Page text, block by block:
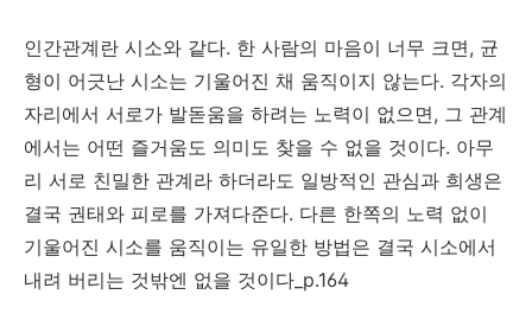
인간관계란 시소와 같다. 한 사람의 마음이 너무 크면, 균
형이 어긋난 시소는 기울어진 채 움직이지 않는다. 각자의
자리에서 서로가 발돋움을 하려는 노력이 없으면, 그 관계
에서는 어떤 즐거움도 의미도 찾을 수 없을 것이다. 아무
리 서로 친밀한 관계라 하더라도 일방적인 관심과 희생은
결국 권태와 피로를 가져다준다. 다른 한쪽의 노력 없이
기울어진 시소를 움직이는 유일한 방법은 결국 시소에서
내려 버리는 것밖엔 없을 것이다_p.164